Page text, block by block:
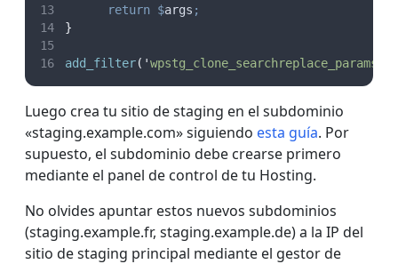
return $args ;
}
add_filter( 'wpstg_clone_searchreplace_params
Luego crea tu sitio de staging en el subdominio
«staging.example.com» siguiendo esta guía. Por
supuesto, el subdominio debe crearse primero
mediante el panel de control de tu Hosting.
No olvides apuntar estos nuevos subdominios
(staging.example.fr, staging.example.de) a la IP del
sitio de staging principal mediante el gestor de